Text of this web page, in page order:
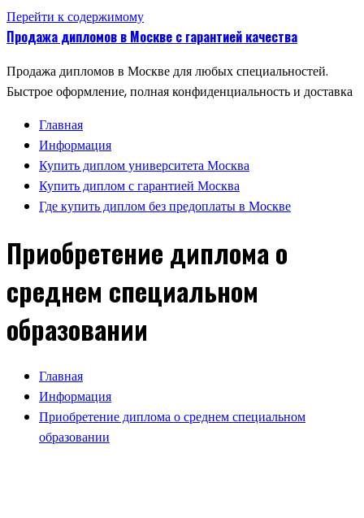
Перейти к содержимому
Продажа дипломов в Москве с гарантией качества
Продажа дипломов в Москве для любых специальностей.
Быстрое оформление, полная конфиденциальность и доставка
Главная
Информация
Купить диплом университета Москва
Купить диплом с гарантией Москва
Где купить диплом без предоплаты в Москве
Приобретение диплома о
среднем специальном
образовании
Главная
Информация
Приобретение диплома о среднем специальном
образовании